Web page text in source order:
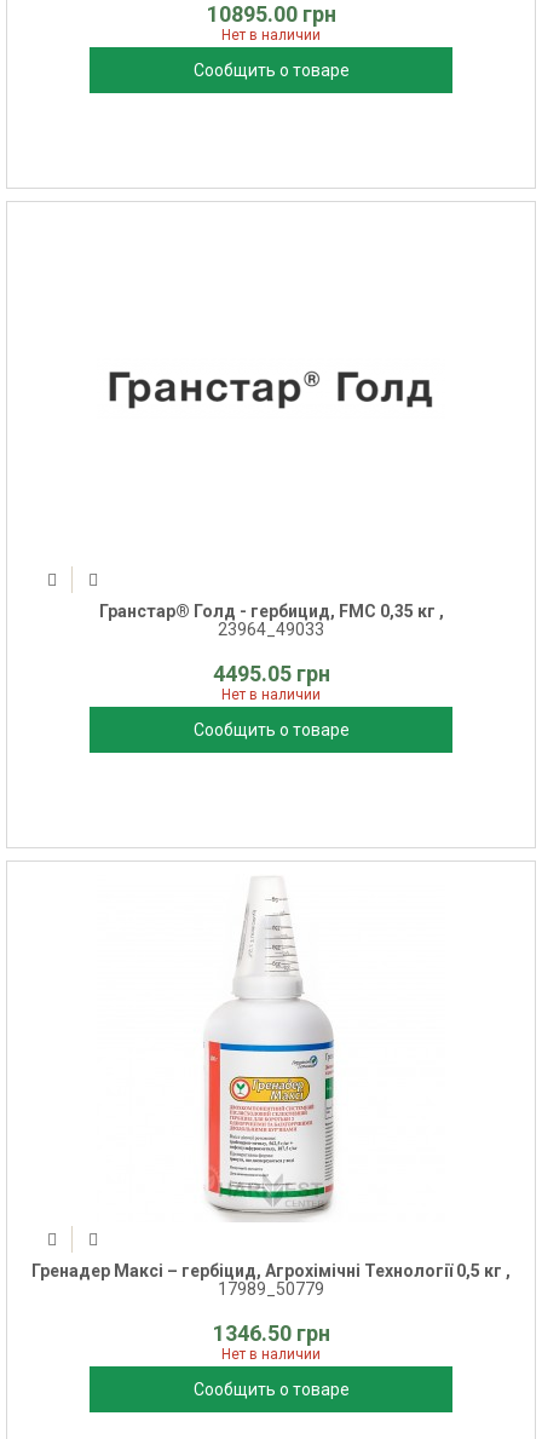
10895.00 грн
Нет в наличии
Сообщить о товаре
Гранстар® Голд - гербицид, FMC 0,35 кг ,
23964_49033
4495.05 грн
Нет в наличии
Сообщить о товаре
Гренадер Максі – гербіцид, Агрохімічні Технології 0,5 кг ,
17989_50779
1346.50 грн
Нет в наличии
Сообщить о товаре